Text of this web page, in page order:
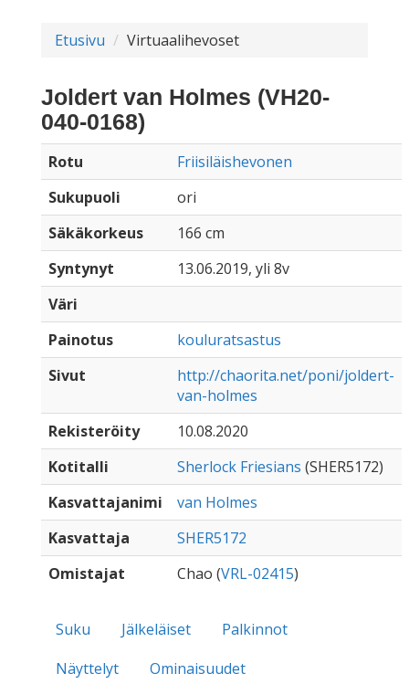
Etusivu Virtuaalihevoset
Joldert van Holmes (VH20-
040-0168)
Rotu
Friisiläishevonen
Sukupuoli
ori
Säkäkorkeus
166 cm
Syntynyt
13.06.2019, yli 8v
Väri
Painotus
kouluratsastus
Sivut
http://chaorita.net/poni/joldert-
van-holmes
Rekisteröity
10.08.2020
Kotitalli
Sherlock Friesians (SHER5172)
Kasvattajanimi
van Holmes
Kasvattaja
SHER5172
Omistajat
Chao (VRL-02415)
Suku Jälkeläiset
Palkinnot
Näyttelyt
Ominaisuudet